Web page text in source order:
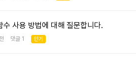
사용 방법에 대해 질문합니다.
전 댓글 1 인기